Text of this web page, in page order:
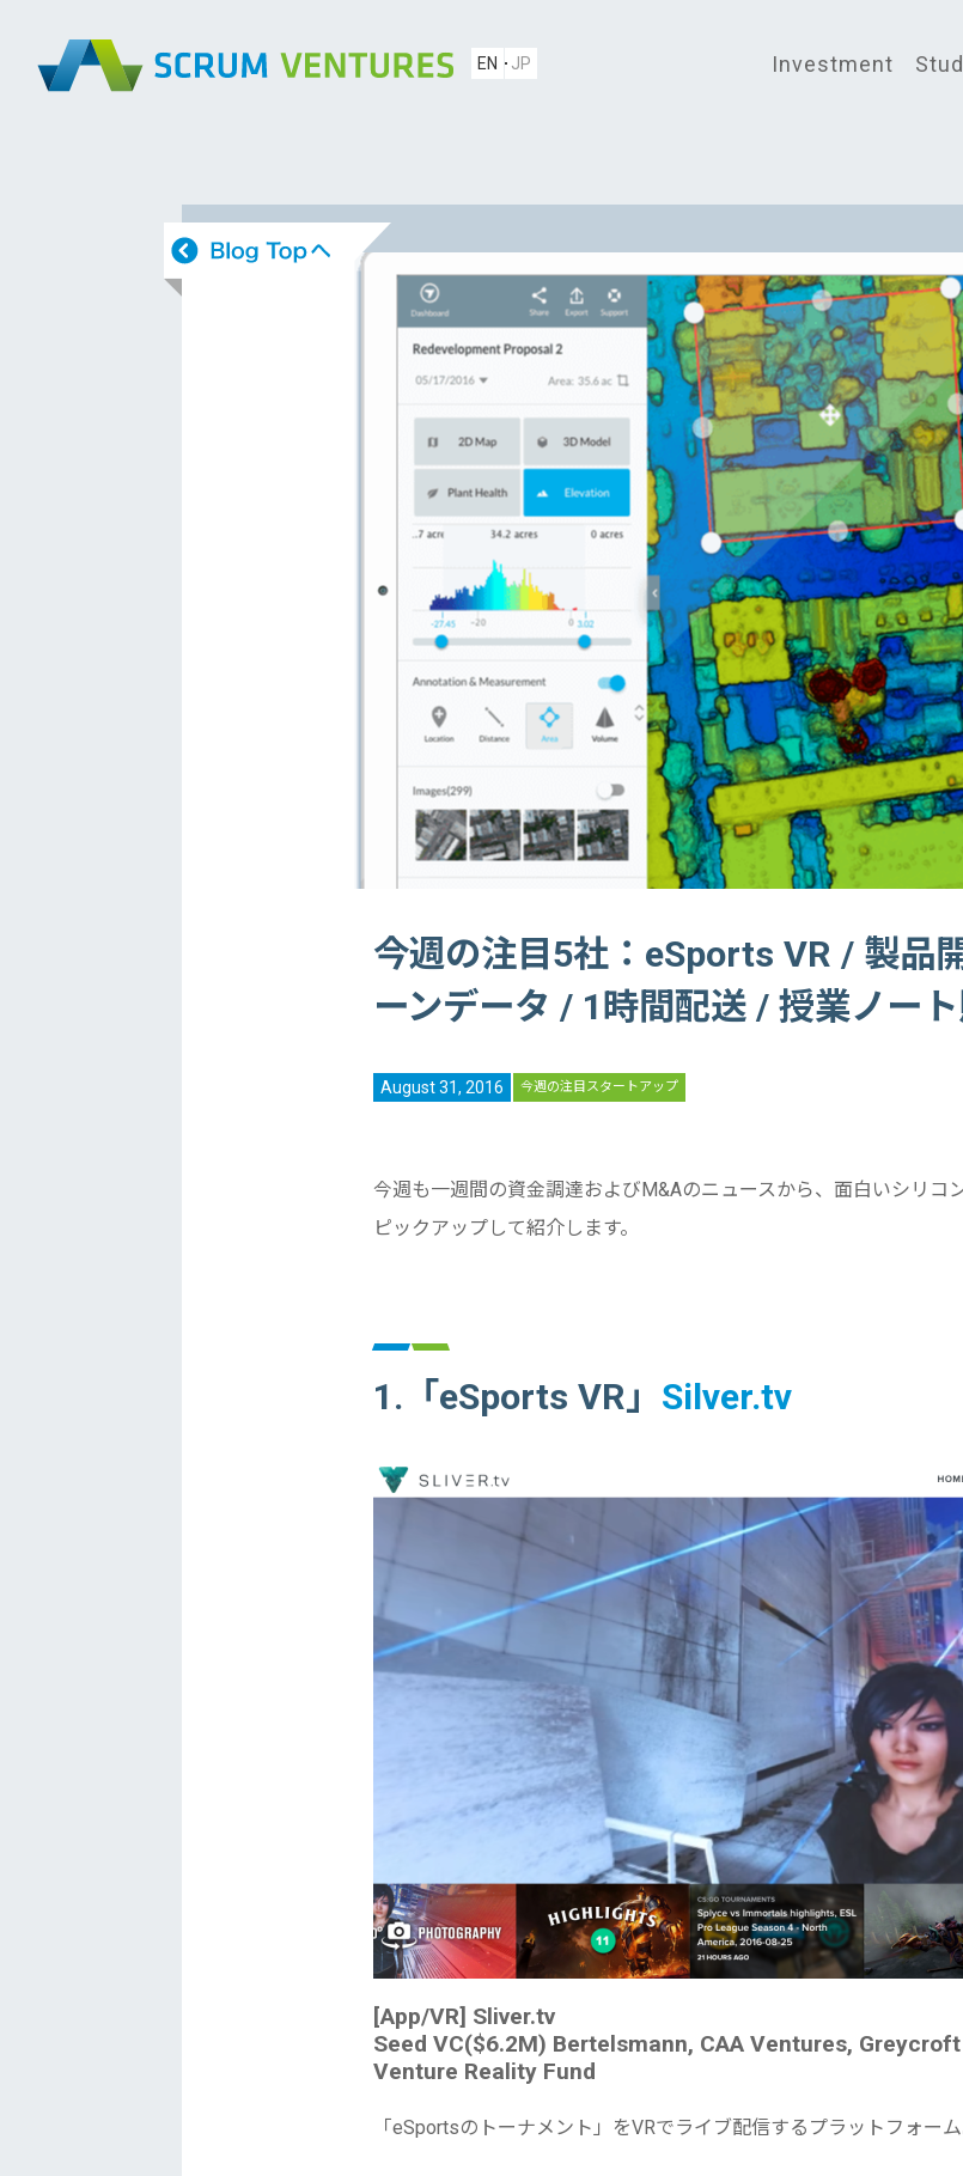
EN JP Investment
今週の注目5社：eSports VR / 製品
ーンデータ / 1時間配送 / 授業ノー
August 31, 2016 今週の注目スタートアップ
今週も一週間の資金調達およびM&Aのニュースから、面白いシリコ
ピックアップして紹介します。
1.「eSports VR」 Silver.tv
[App/VR] Sliver.tv
Seed VC($6.2M) Bertelsmann, CAA Ventures,
Venture Reality Fund
「eSportsのトーナメント」をVRでライブ配信するプラットフォーム